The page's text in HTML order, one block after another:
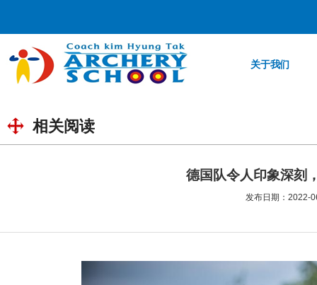
关于我们
相关阅读
德国队令人印象深刻
发布日期：2022-